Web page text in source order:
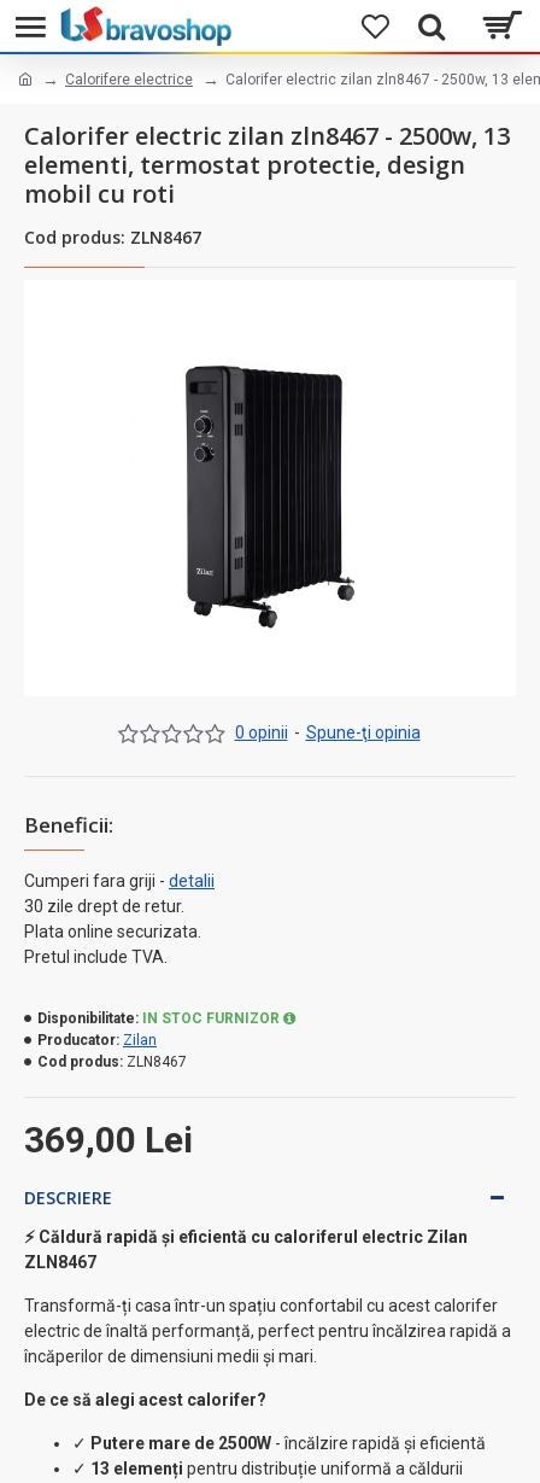
Calorifere electrice Calorifer electric zilan zln8467 - 2500w, 13
Calorifer electric zilan zln8467 - 2500w, 13
elementi, termostat protectie, design
mobil cu roti
Cod produs: ZLN8467
Beneficii:
Cumperi fara griji - detalii
30 zile drept de retur.
Plata online securizata.
Pretul include TVA.
0 opinii - Spune-ţi opinia
369,00 Lei
Disponibilitate:
IN STOC FURNIZOR
Producator: Zilan
Cod produs: ZLN8467
DESCRIERE
⚡ Căldură rapidă și eficientă cu caloriferul electric Zilan
ZLN8467
Transformă-ți casa într-un spațiu confortabil cu acest calorifer
electric de înaltă performanță, perfect pentru încălzirea rapidă a
încăperilor de dimensiuni medii și mari.
De ce să alegi acest calorifer?
✓ Putere mare de 2500W - încălzire rapidă și eficientă
✓ 13 elemenți pentru distribuție uniformă a căldurii